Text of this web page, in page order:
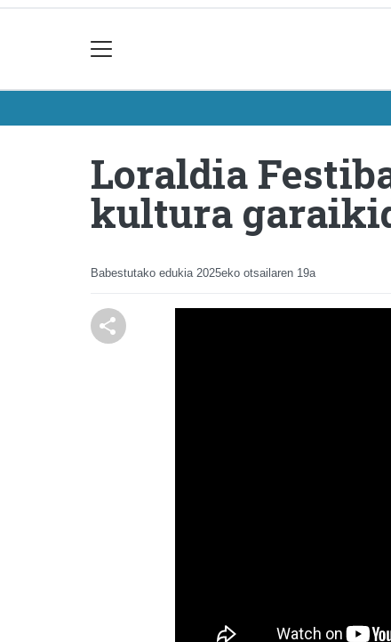
Loraldia
kultura
Babestutako edukia 2025eko otsailaren 19a